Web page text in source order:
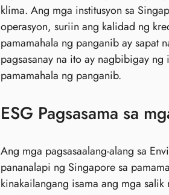
klima. Ang mga institusyon sa
operasyon, suriin ang kalidad ng
pamamahala ng panganib ay sapat
pagsasanay na ito ay nagbibigay
pamamahala ng panganib.
ESG Pagsasama sa
Ang mga pagsasaalang-alang sa
pananalapi ng Singapore sa
kinakailangang isama ang mga